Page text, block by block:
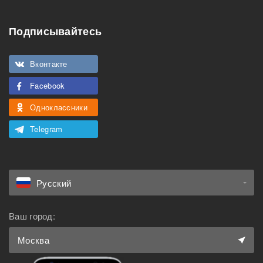
Подписывайтесь
Вконтакте
Facebook
Одноклассники
Telegram
Русский
Ваш город:
Москва